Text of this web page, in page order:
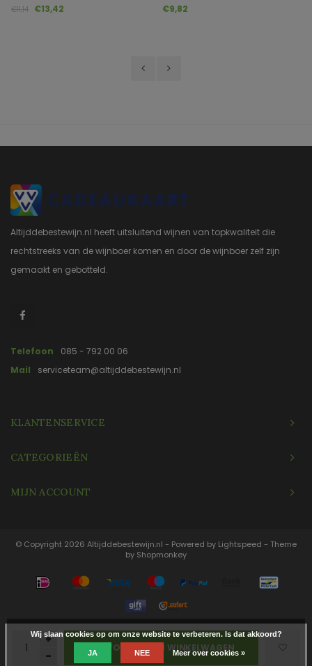
+
-
TOEVOEGEN AAN WINKELWAGEN
Susumaniello Salento IGP
€11,14 €13,42
29
€9,82
Altijddebestewijn.nl heeft uitsluitend wijnen van topkwaliteit die
rechtstreeks van de wijnboer komen en door de wijnboer zelf zijn
gemaakt en gebotteld.
Telefoon
085 - 792 00 06
Mail
serviceteam@altijddebestewijn.nl
KLANTENSERVICE
CATEGORIEËN
MIJN ACCOUNT
© Copyright 2026 Altijddebestewijn.nl - Powered by Lightspeed - Theme
by Shopmonkey
Wij slaan cookies op om onze website te verbeteren. Is dat akkoord?
JA NEE Meer over cookies »